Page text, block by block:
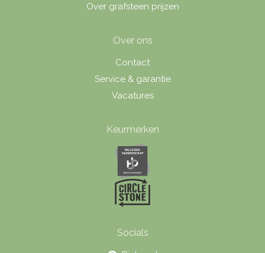
Over grafsteen prijzen
Over ons
Contact
Service & garantie
Vacatures
Keurmerken
Socials